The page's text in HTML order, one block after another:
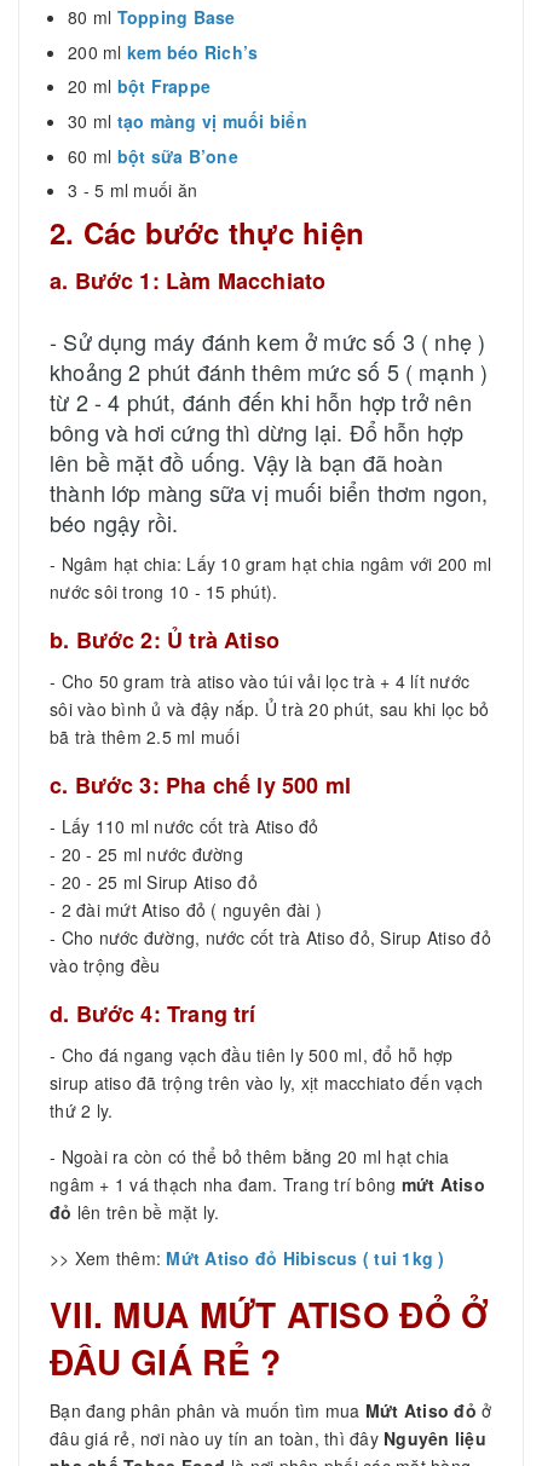
80 ml Topping Base
200 ml kem béo Rich’s
20 ml bột Frappe
30 ml tạo màng vị muối biển
60 ml bột sữa B’one
3 - 5 ml muối ăn
2. Các bước thực hiện
a. Bước 1: Làm Macchiato
- Sử dụng máy đánh kem ở mức số 3 ( nhẹ )
khoảng 2 phút đánh thêm mức số 5 ( mạnh )
từ 2 - 4 phút, đánh đến khi hỗn hợp trở nên
bông và hơi cứng thì dừng lại. Đổ hỗn hợp
lên bề mặt đồ uống. Vậy là bạn đã hoàn
thành lớp màng sữa vị muối biển thơm ngon,
béo ngậy rồi.
- Ngâm hạt chia: Lấy 10 gram hạt chia ngâm với 200 ml
nước sôi trong 10 - 15 phút).
b. Bước 2: Ủ trà Atiso
- Cho 50 gram trà atiso vào túi vải lọc trà + 4 lít nước
sôi vào bình ủ và đậy nắp. Ủ trà 20 phút, sau khi lọc bỏ
bã trà thêm 2.5 ml muối
c. Bước 3: Pha chế ly 500 ml
- Lấy 110 ml nước cốt trà Atiso đỏ
- 20 - 25 ml nước đường
- 20 - 25 ml Sirup Atiso đỏ
- 2 đài mứt Atiso đỏ ( nguyên đài )
- Cho nước đường, nước cốt trà Atiso đỏ, Sirup Atiso đỏ
vào trộng đều
d. Bước 4: Trang trí
- Cho đá ngang vạch đầu tiên ly 500 ml, đổ hỗ hợp
sirup atiso đã trộng trên vào ly, xịt macchiato đến vạch
thứ 2 ly.
- Ngoài ra còn có thể bỏ thêm bằng 20 ml hạt chia
ngâm + 1 vá thạch nha đam. Trang trí bông mứt Atiso
đỏ lên trên bề mặt ly.
>> Xem thêm: Mứt Atiso đỏ Hibiscus ( tui 1kg )
VII. MUA MỨT ATISO ĐỎ Ở
ĐÂU GIÁ RẺ ?
Bạn đang phân phân và muốn tìm mua Mứt Atiso đỏ ở
đâu giá rẻ, nơi nào uy tín an toàn, thì đây Nguyên liệu